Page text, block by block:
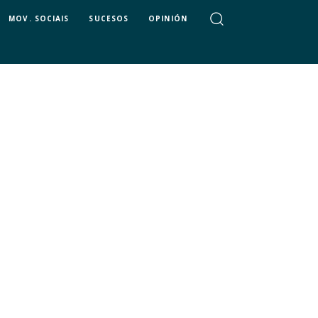
MOV. SOCIAIS SUCESOS OPINIÓN